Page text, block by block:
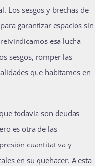
Los sesgos y brechas de
garantizar espacios sin
esa lucha
sesgos, romper las
que habitamos en
todavía son deudas
es otra de las
cuantitativa y
en su quehacer. A esta